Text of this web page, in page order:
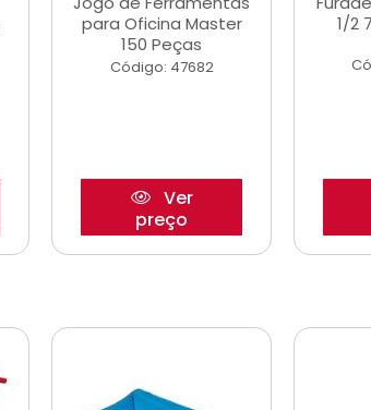
para Oficina Master
150 Peças
Código: 47682
Ver
preço
1/2